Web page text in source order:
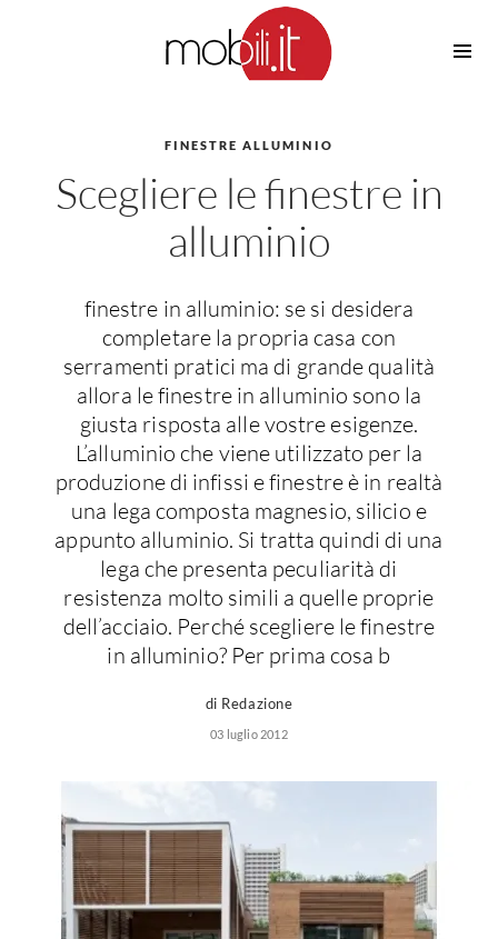
Cucine Design
Cucine Moderne
Cucine Classiche
Cucine Country
Consigli Cucine
Attrezzature Interne
Elettrodomestici
Frigoriferi
Piani cottura
Cappe
Lavastoviglie
Lavatrici
Asciugatrici
Piccoli
Utensili cucina
Soggiorno
Mobili Soggiorno
Irrigazione
Casette in Legno
Pergole
Giardinaggio
Piante
Luce
Lampade
Lampadari
Faretti
Applique
Plafoniere
Riscaldamento
Caldaie
Climatizzatori
FINESTRE ALLUMINIO
Scegliere le finestre in
alluminio
finestre in alluminio: se si desidera
completare la propria casa con
serramenti pratici ma di grande qualità
allora le finestre in alluminio sono la
giusta risposta alle vostre esigenze.
L’alluminio che viene utilizzato per la
produzione di infissi e finestre è in realtà
una lega composta magnesio, silicio e
appunto alluminio. Si tratta quindi di una
lega che presenta peculiarità di
resistenza molto simili a quelle proprie
dell’acciaio. Perché scegliere le finestre
in alluminio? Per prima cosa b
di Redazione
03 luglio 2012